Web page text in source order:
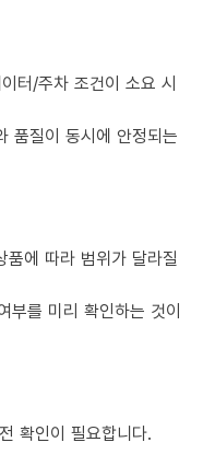
터/주차 조건이 소요 시
품질이 동시에 안정되는
에 따라 범위가 달라질
부를 미리 확인하는 것이
확인이 필요합니다.